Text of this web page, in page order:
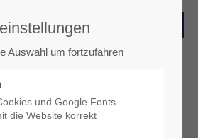
hinter historischen
Auswahl um fortzufahren
und Google Fonts
die Website korrekt